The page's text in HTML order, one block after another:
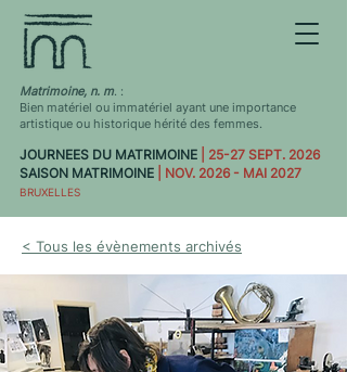
Matrimoine, n. m. :
Bien matériel ou immatériel ayant une importance
artistique ou historique hérité des femmes.
JOURNEES DU MATRIMOINE
| 25-27 SEPT. 2026
SAISON MATRIMOINE
| NOV. 2026 - MAI 2027
BRUXELLES
< Tous les évènements archivés